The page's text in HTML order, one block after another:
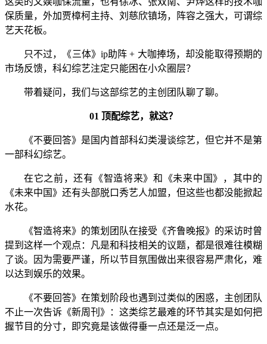
保质量，外加贾樟柯主持、刘慈欣镇场，阵容之强大，可谓综
艺天花板。
只不过，《三体》ip助阵 + 大咖捧场，却没能取得预期的
市场反馈，科幻综艺注定只能困在小众圈层？
带着疑问，我们与这部综艺的主创团队聊了聊。
01 顶配综艺，就这？
《不要回答》是国内首部科幻类漫谈综艺，但它并不是第
一部科幻综艺。
在它之前，还有《智造将来》和《未来中国》，其中的
《未来中国》还有头部脱口秀艺人加盟，但这些也都没能掀起
水花。
《智造将来》的策划团队在接受《齐鲁晚报》的采访时曾
提到这样一个观点：凡是和科技相关的议题，都是很难往模糊
了谈。因为需要严谨，所以节目氛围做出来很容易严肃化，难
以达到娱乐的效果。
《不要回答》在策划阶段也遇到过类似的困惑，主创团队
不止一次告诉《新周刊》：这类综艺最难的环节其实是如何把
握节目的分寸，即究竟是该做得垂一点还是泛一点。